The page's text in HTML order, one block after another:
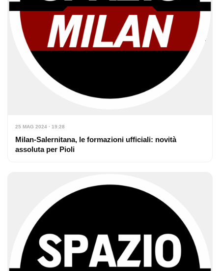
25 MAG 2024 · 19:28
Milan-Salernitana, le formazioni ufficiali: novità
assoluta per Pioli